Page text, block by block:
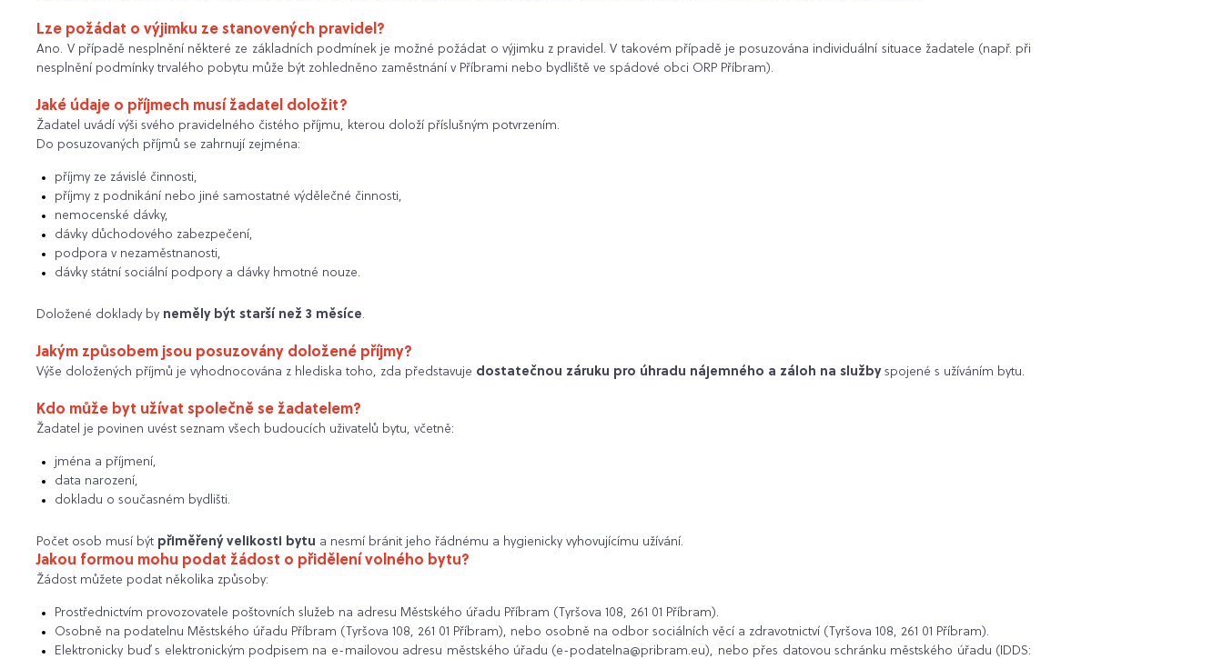
Lze požádat o výjimku ze stanovených pravidel?
Ano. V případě nesplnění některé ze základních podmínek je možné požádat o výjimku z pravidel. V takovém případě je posuzována individuální situace žadatele (např. při
nesplnění podmínky trvalého pobytu může být zohledněno zaměstnání v Příbrami nebo bydliště ve spádové obci ORP Příbram).
Jaké údaje o příjmech musí žadatel doložit?
Žadatel uvádí výši svého pravidelného čistého příjmu, kterou doloží příslušným potvrzením.
Do posuzovaných příjmů se zahrnují zejména:
příjmy ze závislé činnosti,
příjmy z podnikání nebo jiné samostatné výdělečné činnosti,
nemocenské dávky,
dávky důchodového zabezpečení,
podpora v nezaměstnanosti,
dávky státní sociální podpory a dávky hmotné nouze.
Doložené doklady by neměly být starší než 3 měsíce.
Jakým způsobem jsou posuzovány doložené příjmy?
Výše doložených příjmů je vyhodnocována z hlediska toho, zda představuje dostatečnou záruku pro úhradu nájemného a záloh na službyspojené s užíváním bytu.
Kdo může byt užívat společně se žadatelem?
Žadatel je povinen uvést seznam všech budoucích uživatelů bytu, včetně:
jména a příjmení,
data narození,
dokladu o současném bydlišti.
Počet osob musí být přiměřený velikosti bytu a nesmí bránit jeho řádnému a hygienicky vyhovujícímu užívání.
Jakou formou mohu podat žádost o přidělení volného bytu?
Žádost můžete podat několika způsoby:
Prostřednictvím provozovatele poštovních služeb na adresu Městského úřadu Příbram (Tyršova 108, 261 01 Příbram).
Osobně na podatelnu Městského úřadu Příbram (Tyršova 108, 261 01 Příbram), nebo osobně na odbor sociálních věcí a zdravotnictví (Tyršova 108, 261 01 Příbram).
Elektronicky buď s elektronickým podpisem na e-mailovou adresu městského úřadu (e-podatelna@pribram.eu), nebo přes datovou schránku městského úřadu (IDDS: